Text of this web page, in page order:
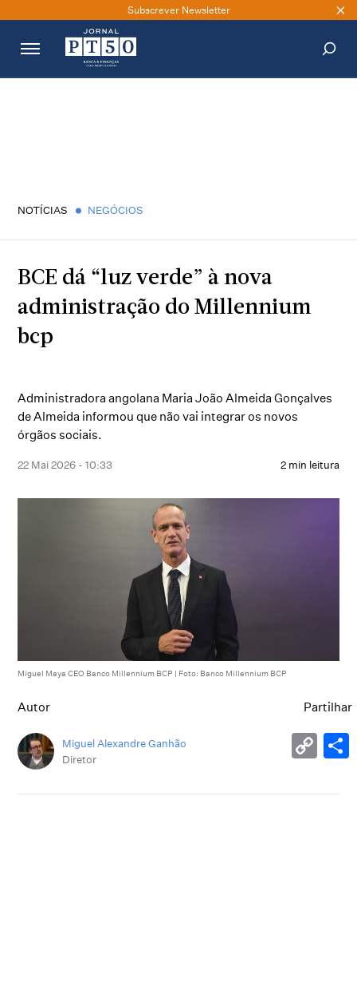
Subscrever Newsletter
NOTÍCIAS NEGÓCIOS
BCE dá “luz verde” à nova
administração do Millennium
bcp
Administradora angolana Maria João Almeida Gonçalves
de Almeida informou que não vai integrar os novos
órgãos sociais.
22 Mai 2026 - 10:33 2 min leitura
Miguel Maya CEO Banco Millennium BCP | Foto: Banco Millennium BCP
Autor
Miguel Alexandre Ganhão
Diretor
Partilhar